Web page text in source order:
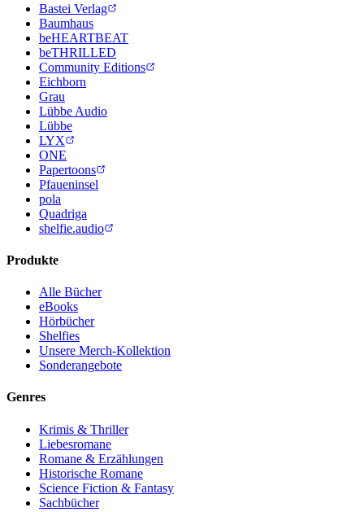
Bastei Verlag
Baumhaus
beHEARTBEAT
beTHRILLED
Community Editions
Eichborn
Grau
Lübbe Audio
Lübbe
LYX
ONE
Papertoons
Pfaueninsel
pola
Quadriga
shelfie.audio
Produkte
Alle Bücher
eBooks
Hörbücher
Shelfies
Unsere Merch-Kollektion
Sonderangebote
Genres
Krimis & Thriller
Liebesromane
Romane & Erzählungen
Historische Romane
Science Fiction & Fantasy
Sachbücher